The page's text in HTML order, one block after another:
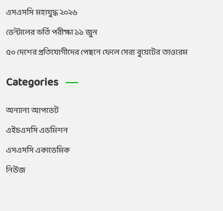
এসএসসি মহাযুদ্ধ ২০২৬
ডেন্টালের ভর্তি পরীক্ষা ১১ জুন
৫০ দেশের প্রতিযোগীদের পেছনে ফেলে সেরা বুয়েটের তাওরেম
Categories
অন্যান্য আপডেট
এইচএসসি এডমিশন
এসএসসি একাডেমিক
নিউজ